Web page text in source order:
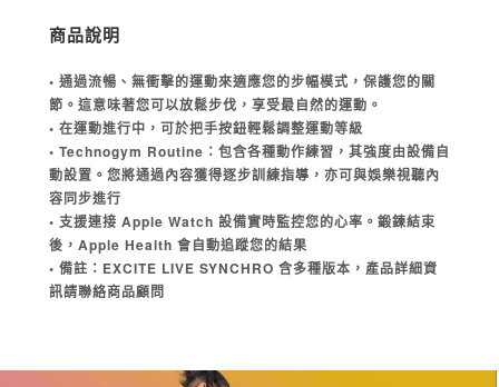
商品說明
• 通過流暢、無衝擊的運動來適應您的步幅模式，保護您的關
節。這意味著您可以放鬆步伐，享受最自然的運動。
• 在運動進行中，可於把手按鈕輕鬆調整運動等級
• Technogym Routine：包含各種動作練習，其強度由設備自
動設置。您將通過內容獲得逐步訓練指導，亦可與娛樂視聽內
容同步進行
• 支援連接 Apple Watch 設備實時監控您的心率。鍛鍊結束
後，Apple Health 會自動追蹤您的結果
• 備註：EXCITE LIVE SYNCHRO 含多種版本，產品詳細資
訊請聯絡商品顧問